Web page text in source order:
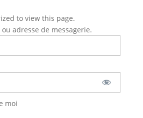
to view this page.
adresse de messagerie.
moi